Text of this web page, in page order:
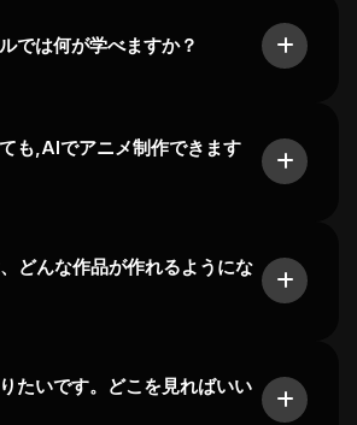
では何が学べますか？
も,AIでアニメ制作できます
どんな作品が作れるようにな
たいです。どこを見ればいい